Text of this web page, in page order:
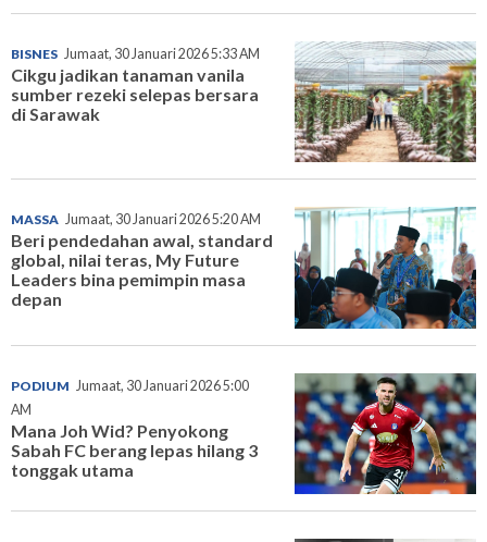
BISNES Jumaat, 30 Januari 2026 5:33 AM
Cikgu jadikan tanaman vanila
sumber rezeki selepas bersara
di Sarawak
MASSA Jumaat, 30 Januari 2026 5:20 AM
Beri pendedahan awal, standard
global, nilai teras, My Future
Leaders bina pemimpin masa
depan
PODIUM Jumaat, 30 Januari 2026 5:00
AM
Mana Joh Wid? Penyokong
Sabah FC berang lepas hilang 3
tonggak utama